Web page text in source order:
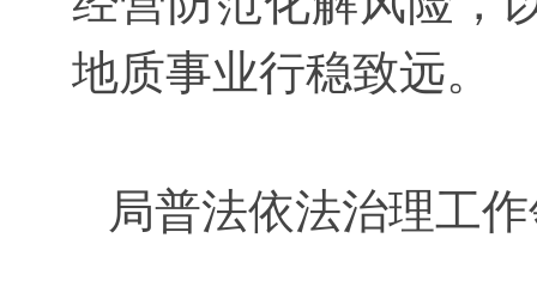
地质事业行稳致远。
局普法依法治理工